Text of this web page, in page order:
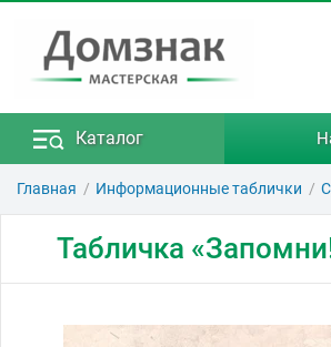
Каталог
Главная Информационные таблички
Табличка